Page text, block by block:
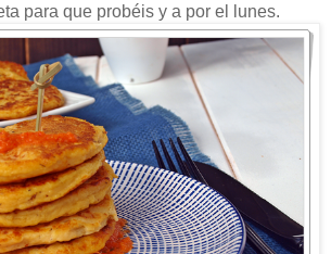
para que probéis y a por el lunes.